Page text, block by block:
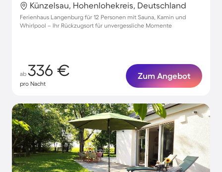
Künzelsau, Hohenlohekreis, Deutschland
Ferienhaus Langenburg für 12 Personen mit Sauna, Kamin und
Whirlpool – Ihr Rückzugsort für unvergessliche Momente
ab 336 €
pro Nacht
Zum Angebot